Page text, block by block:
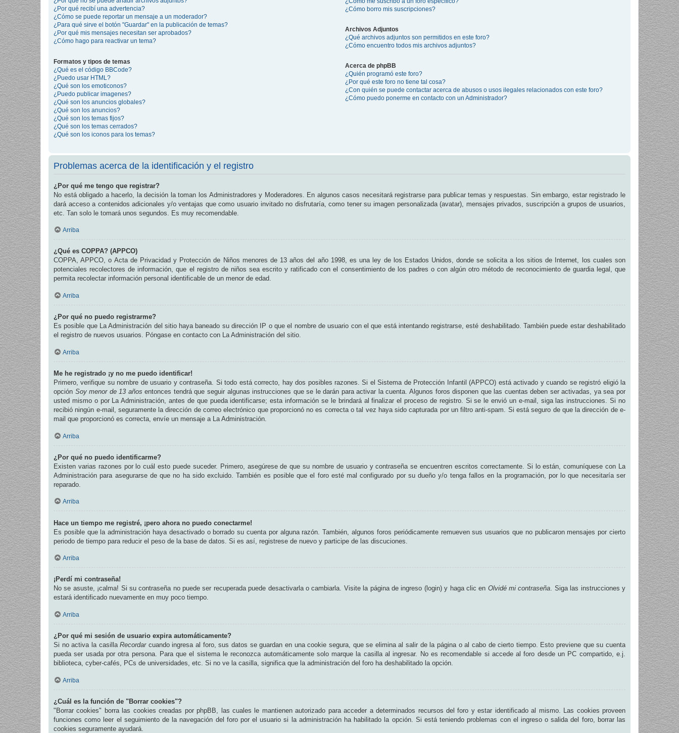
¿Por qué recibí una advertencia?
¿Cómo se puede reportar un mensaje a un moderador?
¿Para qué sirve el botón "Guardar" en la publicación de temas?
¿Por qué mis mensajes necesitan ser aprobados?
¿Cómo hago para reactivar un tema?
Formatos y tipos de temas
¿Qué es el código BBCode?
¿Puedo usar HTML?
¿Qué son los emoticonos?
¿Puedo publicar imagenes?
¿Qué son los anuncios globales?
¿Qué son los anuncios?
¿Qué son los temas fijos?
¿Qué son los temas cerrados?
¿Qué son los iconos para los temas?
¿Cómo borro mis suscripciones?
Archivos Adjuntos
¿Qué archivos adjuntos son permitidos en este foro?
¿Cómo encuentro todos mis archivos adjuntos?
Acerca de phpBB
¿Quién programó este foro?
¿Por qué este foro no tiene tal cosa?
¿Con quién se puede contactar acerca de abusos o usos ilegales relacionados con este foro?
¿Cómo puedo ponerme en contacto con un Administrador?
Problemas acerca de la identificación y el registro
¿Por qué me tengo que registrar?
No está obligado a hacerlo, la decisión la toman los Administradores y Moderadores. En algunos casos necesitará registrarse para publicar temas y respuestas. Sin embargo, estar registrado le
dará acceso a contenidos adicionales y/o ventajas que como usuario invitado no disfrutaría, como tener su imagen personalizada (avatar), mensajes privados, suscripción a grupos de usuarios,
etc. Tan solo le tomará unos segundos. Es muy recomendable.
Arriba
¿Qué es COPPA? (APPCO)
COPPA, APPCO, o Acta de Privacidad y Protección de Niños menores de 13 años del año 1998, es una ley de los Estados Unidos, donde se solicita a los sitios de Internet, los cuales son
potenciales recolectores de información, que el registro de niños sea escrito y ratificado con el consentimiento de los padres o con algún otro método de reconocimiento de guardia legal, que
permita recolectar información personal identificable de un menor de edad.
Arriba
¿Por qué no puedo registrarme?
Es posible que La Administración del sitio haya baneado su dirección IP o que el nombre de usuario con el que está intentando registrarse, esté deshabilitado. También puede estar deshabilitado
el registro de nuevos usuarios. Póngase en contacto con La Administración del sitio.
Arriba
Me he registrado ¡y no me puedo identificar!
Primero, verifique su nombre de usuario y contraseña. Si todo está correcto, hay dos posibles razones. Si el Sistema de Protección Infantil (APPCO) está activado y cuando se registró eligió la
opción Soy menor de 13 años entonces tendrá que seguir algunas instrucciones que se le darán para activar la cuenta. Algunos foros disponen que las cuentas deben ser activadas, ya sea por
usted mismo o por La Administración, antes de que pueda identificarse; esta información se le brindará al finalizar el proceso de registro. Si se le envió un e-mail, siga las instrucciones. Si no
recibió ningún e-mail, seguramente la dirección de correo electrónico que proporcionó no es correcta o tal vez haya sido capturada por un filtro anti-spam. Si está seguro de que la dirección de e-
mail que proporcionó es correcta, envíe un mensaje a La Administración.
Arriba
¿Por qué no puedo identificarme?
Existen varias razones por lo cuál esto puede suceder. Primero, asegúrese de que su nombre de usuario y contraseña se encuentren escritos correctamente. Si lo están, comuníquese con La
Administración para asegurarse de que no ha sido excluido. También es posible que el foro esté mal configurado por su dueño y/o tenga fallos en la programación, por lo que necesitaría ser
reparado.
Arriba
Hace un tiempo me registré, ¡pero ahora no puedo conectarme!
Es posible que la administración haya desactivado o borrado su cuenta por alguna razón. También, algunos foros periódicamente remueven sus usuarios que no publicaron mensajes por cierto
periodo de tiempo para reducir el peso de la base de datos. Si es así, registrese de nuevo y participe de las discuciones.
Arriba
¡Perdí mi contraseña!
No se asuste, ¡calma! Si su contraseña no puede ser recuperada puede desactivarla o cambiarla. Visite la página de ingreso (login) y haga clic en Olvidé mi contraseña. Siga las instrucciones y
estará identificado nuevamente en muy poco tiempo.
Arriba
¿Por qué mi sesión de usuario expira automáticamente?
Si no activa la casillaRecordarcuando ingresa al foro, sus datos se guardan en una cookie segura, que se elimina al salir de la página o al cabo de cierto tiempo. Esto previene que su cuenta
pueda ser usada por otra persona. Para que el sistema le reconozca automáticamente solo marque la casilla al ingresar. No es recomendable si accede al foro desde un PC compartido, e.j.
biblioteca, cyber-cafés, PCs de universidades, etc. Si no ve la casilla, significa que la administración del foro ha deshabilitado la opción.
Arriba
¿Cuál es la función de "Borrar cookies"?
"Borrar cookies" borra las cookies creadas por phpBB, las cuales le mantienen autorizado para acceder a determinados recursos del foro y estar identificado al mismo. Las cookies proveen
funciones como leer el seguimiento de la navegación del foro por el usuario si la administración ha habilitado la opción. Si está teniendo problemas con el ingreso o salida del foro, borrar las
cookies seguramente ayudará.